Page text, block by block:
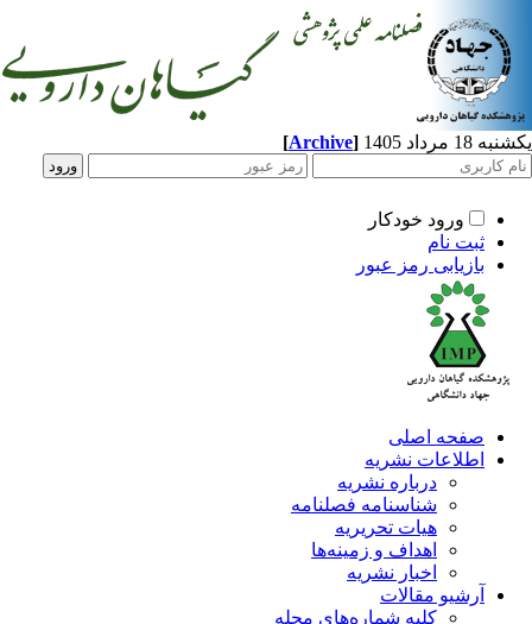
1405
[Archive]
ورود خودکار
ثبت نام
بازیابی رمز عبور
صفحه اصلی
اطلاعات نشریه
درباره نشریه
شناسنامه فصلنامه
هیات تحریریه
اهداف و زمینه‌ها
اخبار نشریه
آرشیو مقالات
کلیه شماره‌های مجله